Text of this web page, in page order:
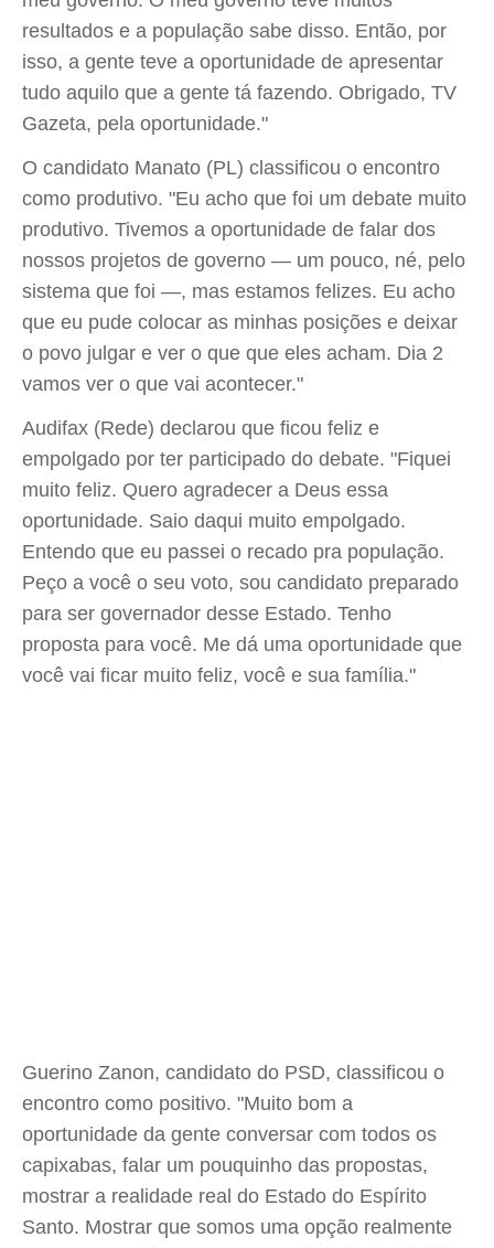
resultados e a população sabe disso. Então, por
isso, a gente teve a oportunidade de apresentar
tudo aquilo que a gente tá fazendo. Obrigado, TV
Gazeta, pela oportunidade."
O candidato Manato (PL) classificou o encontro
como produtivo. "Eu acho que foi um debate muito
produtivo. Tivemos a oportunidade de falar dos
nossos projetos de governo — um pouco, né, pelo
sistema que foi —, mas estamos felizes. Eu acho
que eu pude colocar as minhas posições e deixar
o povo julgar e ver o que que eles acham. Dia 2
vamos ver o que vai acontecer."
Audifax (Rede) declarou que ficou feliz e
empolgado por ter participado do debate. "Fiquei
muito feliz. Quero agradecer a Deus essa
oportunidade. Saio daqui muito empolgado.
Entendo que eu passei o recado pra população.
Peço a você o seu voto, sou candidato preparado
para ser governador desse Estado. Tenho
proposta para você. Me dá uma oportunidade que
você vai ficar muito feliz, você e sua família."
Guerino Zanon, candidato do PSD, classificou o
encontro como positivo. "Muito bom a
oportunidade da gente conversar com todos os
capixabas, falar um pouquinho das propostas,
mostrar a realidade real do Estado do Espírito
Santo. Mostrar que somos uma opção realmente